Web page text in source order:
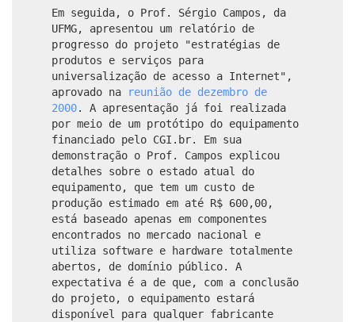
Em seguida, o Prof. Sérgio Campos, da
UFMG, apresentou um relatório de
progresso do projeto "estratégias de
produtos e serviços para
universalização de acesso a Internet",
aprovado na
reunião de dezembro de
2000. A apresentação já foi realizada
por meio de um protótipo do equipamento
financiado pelo CGI.br. Em sua
demonstração o Prof. Campos explicou
detalhes sobre o estado atual do
equipamento, que tem um custo de
produção estimado em até R$ 600,00,
está baseado apenas em componentes
encontrados no mercado nacional e
utiliza software e hardware totalmente
abertos, de domínio público. A
expectativa é a de que, com a conclusão
do projeto, o equipamento estará
disponível para qualquer fabricante